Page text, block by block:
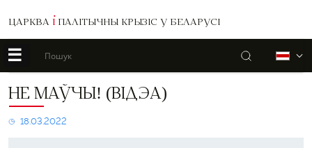
ЦАРКВА І ПАЛІТЫЧНЫ КРЫЗІС У БЕЛАРУСІ
☰ Пошук
Не
маўчы! (відэа)
НЕ МАЎЧЫ! (ВІДЭА)
18.03.2022